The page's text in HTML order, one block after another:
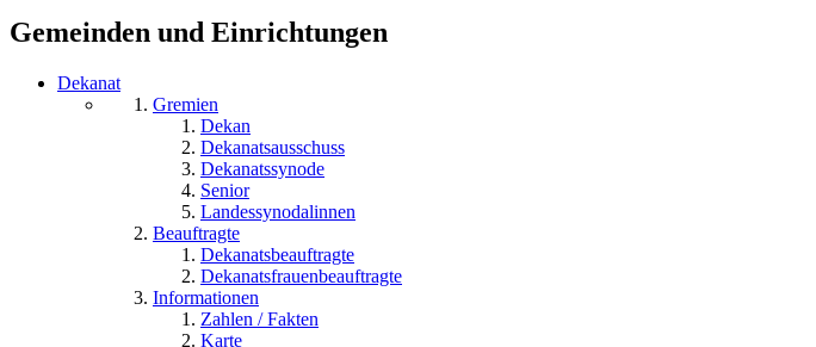
Gemeinden und Einrichtungen
Dekanat
Gremien
Dekan
Dekanatsausschuss
Dekanatssynode
Senior
Landessynodalinnen
Beauftragte
Dekanatsbeauftragte
Dekanatsfrauenbeauftragte
Informationen
Zahlen / Fakten
Karte